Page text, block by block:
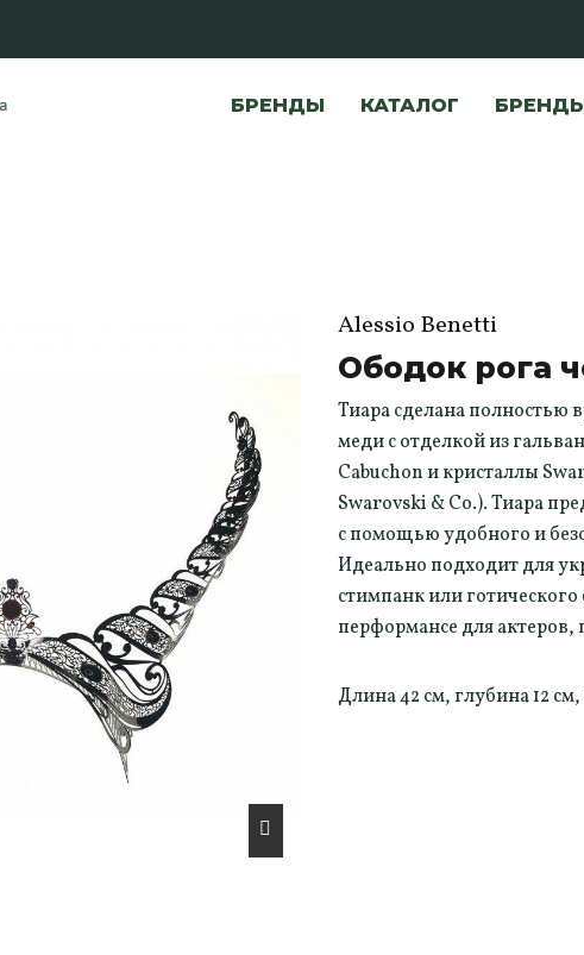
БРЕНДЫ КАТАЛОГ
Alessio Benetti
Ободок рога
Тиара сделана полностью
меди с отделкой из
Cabuchon и кристаллы
Swarovski & Co.). Тиара
с помощью удобного и
Идеально подходит для
стимпанк или
перформансе для
Длина 42 см, глубина 12